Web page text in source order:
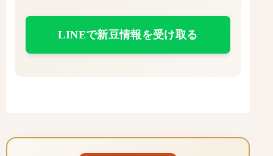
LINEで新豆情報を受け取る